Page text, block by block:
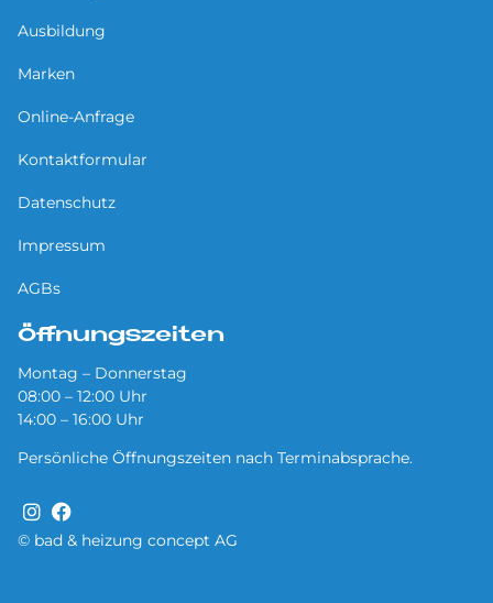
© bad & heizung concept AG
Ausbildung
Marken
Online-Anfrage
Kontaktformular
Datenschutz
Impressum
AGBs
Öffnungszeiten
Montag – Donnerstag
08:00 – 12:00 Uhr
14:00 – 16:00 Uhr
Persönliche Öffnungszeiten nach Terminabsprache.